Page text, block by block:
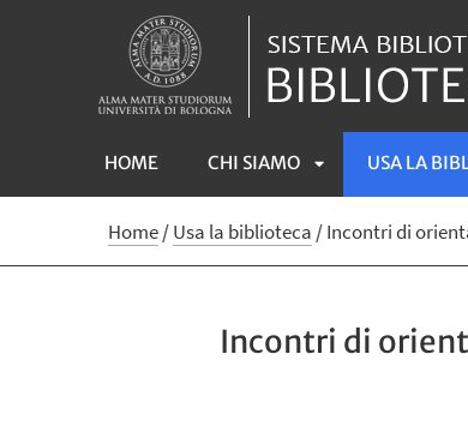
HOME CHI SIAMO
APRI
USA LA
Home/Usa la biblioteca /Incontri di
Incontri di